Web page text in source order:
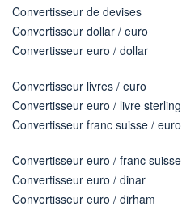
Convertisseur de devises
Convertisseur dollar / euro
Convertisseur euro / dollar
Convertisseur livres / euro
Convertisseur euro / livre sterling
Convertisseur franc suisse / euro
Convertisseur euro / franc suisse
Convertisseur euro / dinar
Convertisseur euro / dirham